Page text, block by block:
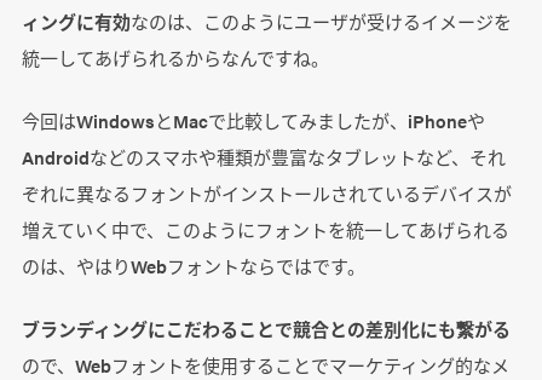
ィングに有効なのは、このようにユーザが受けるイメージを
統一してあげられるからなんですね。
今回はWindowsとMacで比較してみましたが、iPhoneや
Androidなどのスマホや種類が豊富なタブレットなど、それ
ぞれに異なるフォントがインストールされているデバイスが
増えていく中で、このようにフォントを統一してあげられる
のは、やはりWebフォントならではです。
ブランディングにこだわることで競合との差別化にも繋がる
ので、Webフォントを使用することでマーケティング的なメ